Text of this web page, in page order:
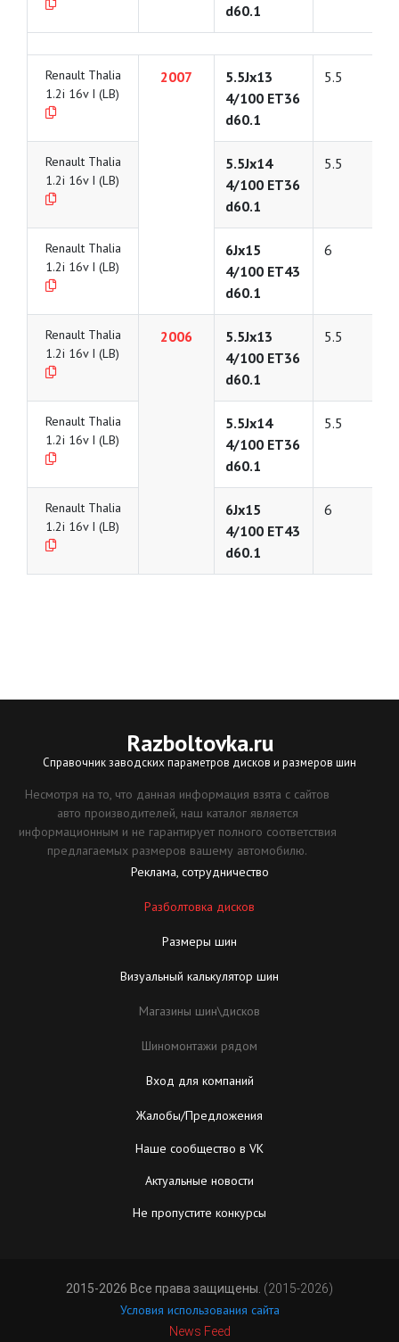
d60.1
Renault Thalia
1.2i 16v I (LB)
2007
5.5Jx13
4/100 ET36
d60.1
5.5
Renault Thalia
1.2i 16v I (LB)
5.5Jx14
4/100 ET36
d60.1
5.5
Renault Thalia
1.2i 16v I (LB)
6Jx15
4/100 ET43
d60.1
6
Renault Thalia
1.2i 16v I (LB)
2006
5.5Jx13
4/100 ET36
d60.1
5.5
Renault Thalia
1.2i 16v I (LB)
5.5Jx14
4/100 ET36
d60.1
5.5
Renault Thalia
1.2i 16v I (LB)
6Jx15
4/100 ET43
d60.1
6
Razboltovka.ru
Справочник заводских параметров дисков и размеров шин
Несмотря на то, что данная информация взята с сайтов
авто производителей, наш каталог является
информационным и не гарантирует полного соответствия
предлагаемых размеров вашему автомобилю.
Реклама, сотрудничество
Разболтовка дисков
Размеры шин
Визуальный калькулятор шин
Магазины шин\дисков
Шиномонтажи рядом
Вход для компаний
Жалобы/Предложения
Наше сообщество в VK
Актуальные новости
Не пропустите конкурсы
2015-2026 Все права защищены. (2015-2026)
Условия использования сайта
News Feed